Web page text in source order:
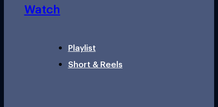
Watch
Playlist
Short & Reels